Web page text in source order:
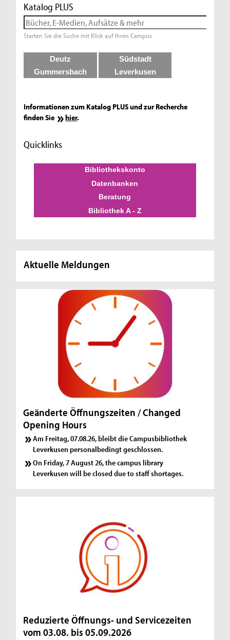
Katalog PLUS
Starten Sie die Suche mit Klick auf Ihren Campus
Deutz
Südstadt
Gummersbach
Leverkusen
Informationen zum Katalog PLUS und zur Recherche
finden Sie
hier.
Quicklinks
Bibliothekskonto
Datenbanken
Beratung
Bibliothek A - Z
Aktuelle Meldungen
Geänderte Öffnungszeiten / Changed
Opening Hours
Am Freitag, 07.08.26, bleibt die Campusbibliothek
Leverkusen personalbedingt geschlossen.
On Friday, 7 August 26, the campus library
Leverkusen will be closed due to staff shortages.
Reduzierte Öffnungs- und Servicezeiten
vom 03.08. bis 05.09.2026